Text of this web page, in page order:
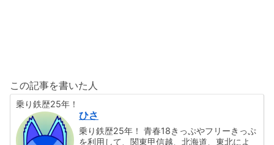
この記事を書いた人
乗り鉄歴25年！
ひさ
乗り鉄歴25年！ 青春18きっぷやフリーきっぷ
を利用して、関東甲信越、北海道、東北によ